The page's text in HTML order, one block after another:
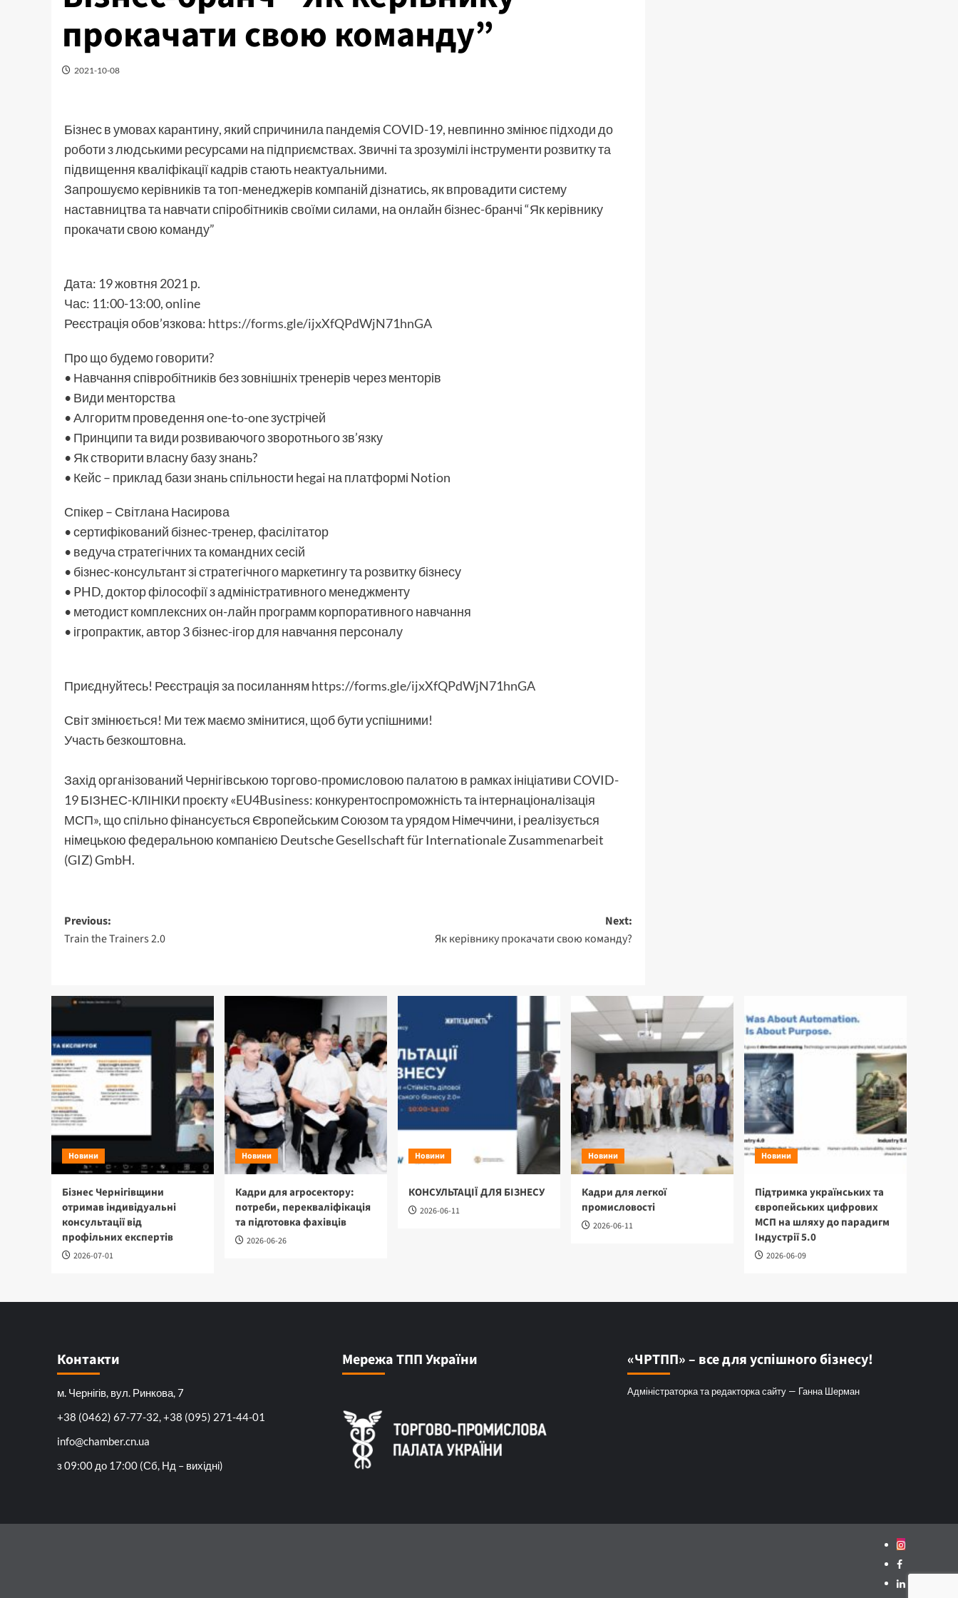
прокачати свою команду”
2021-10-08
Бізнес в умовах карантину, який спричинила пандемія COVID-19, невпинно змінює підходи до
роботи з людськими ресурсами на підприємствах. Звичні та зрозумілі інструменти розвитку та
підвищення кваліфікації кадрів стають неактуальними.
Запрошуємо керівників та топ-менеджерів компаній дізнатись, як впровадити систему
наставництва та навчати спіробітників своїми силами, на онлайн бізнес-бранчі “Як керівнику
прокачати свою команду”
Дата: 19 жовтня 2021 р.
Час: 11:00-13:00, online
Реєстрація обов’язкова: https://forms.gle/ijxXfQPdWjN71hnGA
Про що будемо говорити?
• Навчання співробітників без зовнішніх тренерів через менторів
• Види менторства
• Алгоритм проведення one-to-one зустрічей
• Принципи та види розвиваючого зворотнього зв’язку
• Як створити власну базу знань?
• Кейс – приклад бази знань спільности hegai на платформі Notion
Спікер – Світлана Насирова
• сертифікований бізнес-тренер, фасілітатор
• ведуча стратегічних та командних сесій
• бізнес-консультант зі стратегічного маркетингу та розвитку бізнесу
• PHD, доктор філософії з адміністративного менеджменту
• методист комплексних он-лайн программ корпоративного навчання
• ігропрактик, автор 3 бізнес-ігор для навчання персоналу
Приєднуйтесь! Реєстрація за посиланнямhttps://forms.gle/ijxXfQPdWjN71hnGA
Світ змінюється! Ми теж маємо змінитися, щоб бути успішними!
Участь безкоштовна.
Захід організований Чернігівською торгово-промисловою палатою в рамках ініціативи COVID-
19 БІЗНЕС-КЛІНІКИ проєкту «EU4Business: конкурентоспроможність та інтернаціоналізація
МСП», що спільно фінансується Європейським Союзом та урядом Німеччини, і реалізується
німецькою федеральною компанією Deutsche Gesellschaft für Internationale Zusammenarbeit
(GIZ) GmbH.
Post
navigation
Previous:
Train the Trainers 2.0
Next:
Як керівнику прокачати свою команду?
Новини
Бізнес Чернігівщини
отримав індивідуальні
консультації від
профільних експертів
2026-07-01
Новини
Кадри для агросектору:
потреби, перекваліфікація
та підготовка фахівців
2026-06-26
Новини
КОНСУЛЬТАЦІЇ ДЛЯ БІЗНЕСУ
2026-06-11
Новини
Кадри для легкої
промисловості
2026-06-11
Новини
Підтримка українських та
європейських цифрових
МСП на шляху до парадигм
Індустрії 5.0
2026-06-09
Контакти
м. Чернігів, вул. Ринкова, 7
+38 (0462) 67-77-32, +38 (095) 271-44-01
info@chamber.cn.ua
з 09:00 до 17:00 (Сб, Нд – вихідні)
Мережа ТПП України «ЧРТПП» – все для успішного бізнесу!
Адміністраторка та редакторка сайту — Ганна Шерман
Instagram
Facebook
Linkedin